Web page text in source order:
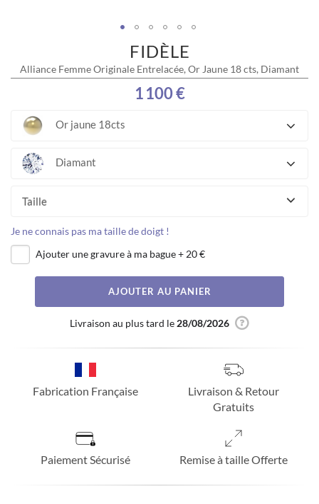
FIDÈLE
Alliance Femme Originale Entrelacée, Or Jaune 18 cts, Diamant
1 100 €
Or jaune 18cts
Diamant
Taille
Je ne connais pas ma taille de doigt !
Ajouter une gravure à ma bague+ 20 €
AJOUTER AU PANIER
Livraison au plus tard le 28/08/2026
Fabrication Française
Livraison & Retour
Gratuits
Paiement Sécurisé Remise à taille Offerte
the
images
gallery